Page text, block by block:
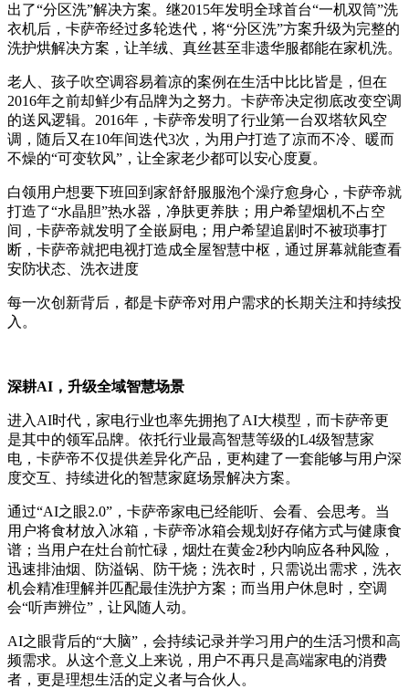
出了“分区洗”解决方案。继2015年发明全球首台“一机双筒”洗
衣机后，卡萨帝经过多轮迭代，将“分区洗”方案升级为完整的
洗护烘解决方案，让羊绒、真丝甚至非遗华服都能在家机洗。
老人、孩子吹空调容易着凉的案例在生活中比比皆是，但在
2016年之前却鲜少有品牌为之努力。卡萨帝决定彻底改变空调
的送风逻辑。2016年，卡萨帝发明了行业第一台双塔软风空
调，随后又在10年间迭代3次，为用户打造了凉而不冷、暖而
不燥的“可变软风”，让全家老少都可以安心度夏。
白领用户想要下班回到家舒舒服服泡个澡疗愈身心，卡萨帝就
打造了“水晶胆”热水器，净肤更养肤；用户希望烟机不占空
间，卡萨帝就发明了全嵌厨电；用户希望追剧时不被琐事打
断，卡萨帝就把电视打造成全屋智慧中枢，通过屏幕就能查看
安防状态、洗衣进度
每一次创新背后，都是卡萨帝对用户需求的长期关注和持续投
入。
深耕AI，升级全域智慧场景
进入AI时代，家电行业也率先拥抱了AI大模型，而卡萨帝更
是其中的领军品牌。依托行业最高智慧等级的L4级智慧家
电，卡萨帝不仅提供差异化产品，更构建了一套能够与用户深
度交互、持续进化的智慧家庭场景解决方案。
通过“AI之眼2.0”，卡萨帝家电已经能听、会看、会思考。当
用户将食材放入冰箱，卡萨帝冰箱会规划好存储方式与健康食
谱；当用户在灶台前忙碌，烟灶在黄金2秒内响应各种风险，
迅速排油烟、防溢锅、防干烧；洗衣时，只需说出需求，洗衣
机会精准理解并匹配最佳洗护方案；而当用户休息时，空调
会“听声辨位”，让风随人动。
AI之眼背后的“大脑”，会持续记录并学习用户的生活习惯和高
频需求。从这个意义上来说，用户不再只是高端家电的消费
者，更是理想生活的定义者与合伙人。